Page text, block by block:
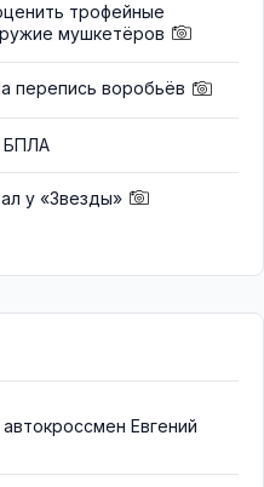
трофейные
мушкетёров
перепись воробьёв
БПЛА
у «Звезды»
Евгений